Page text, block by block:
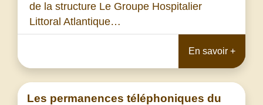
de la structure Le Groupe Hospitalier
Littoral Atlantique…
En savoir +
Les permanences téléphoniques du